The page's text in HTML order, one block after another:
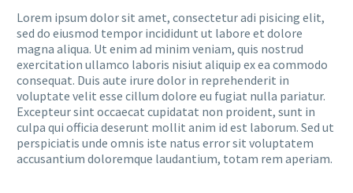
Lorem ipsum dolor sit amet, consectetur adi pisicing elit,
sed do eiusmod tempor incididunt ut labore et dolore
magna aliqua. Ut enim ad minim veniam, quis nostrud
exercitation ullamco laboris nisiut aliquip ex ea commodo
consequat. Duis aute irure dolor in reprehenderit in
voluptate velit esse cillum dolore eu fugiat nulla pariatur.
Excepteur sint occaecat cupidatat non proident, sunt in
culpa qui officia deserunt mollit anim id est laborum. Sed ut
perspiciatis unde omnis iste natus error sit voluptatem
accusantium doloremque laudantium, totam rem aperiam.